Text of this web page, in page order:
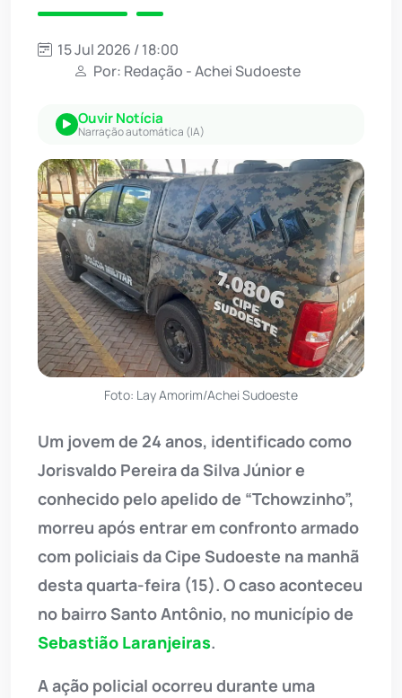
15 Jul 2026 / 18:00
Por: Redação - Achei Sudoeste
Ouvir Notícia
Narração automática (IA)
Foto: Lay Amorim/Achei Sudoeste
Um jovem de 24 anos, identificado como
Jorisvaldo Pereira da Silva Júnior e
conhecido pelo apelido de “Tchowzinho”,
morreu após entrar em confronto armado
com policiais da Cipe Sudoeste na manhã
desta quarta-feira (15). O caso aconteceu
no bairro Santo Antônio, no município de
Sebastião Laranjeiras.
A ação policial ocorreu durante uma